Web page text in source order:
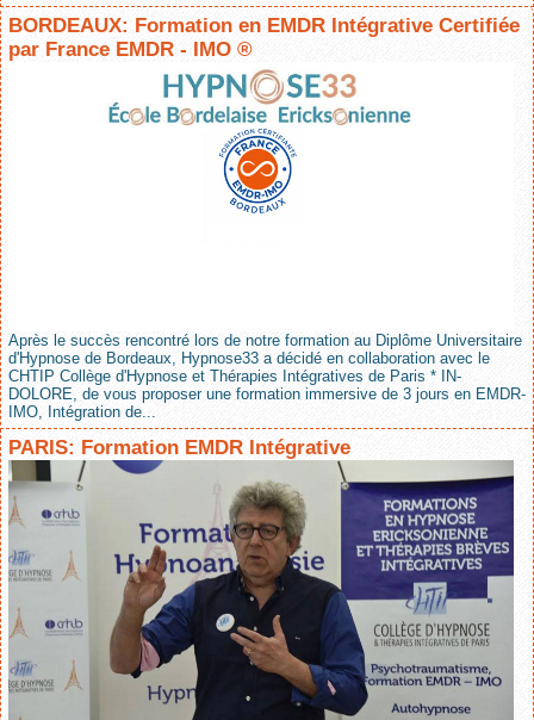
BORDEAUX: Formation en EMDR Intégrative Certifiée
par France EMDR - IMO ®
Après le succès rencontré lors de notre formation au Diplôme Universitaire
d'Hypnose de Bordeaux, Hypnose33 a décidé en collaboration avec le
CHTIP Collège d'Hypnose et Thérapies Intégratives de Paris * IN-
DOLORE, de vous proposer une formation immersive de 3 jours en EMDR-
IMO, Intégration de...
PARIS: Formation EMDR Intégrative